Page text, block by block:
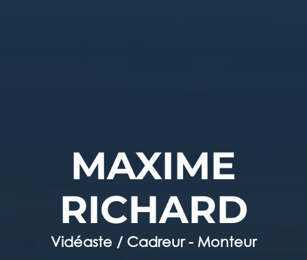
MAXIME
RICHARD
Vidéaste / Cadreur - Monteur